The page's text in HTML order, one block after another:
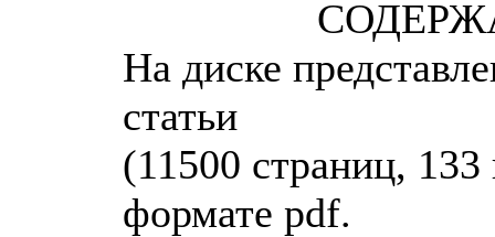
На диске
статьи
(11500 страниц,
формате pdf.